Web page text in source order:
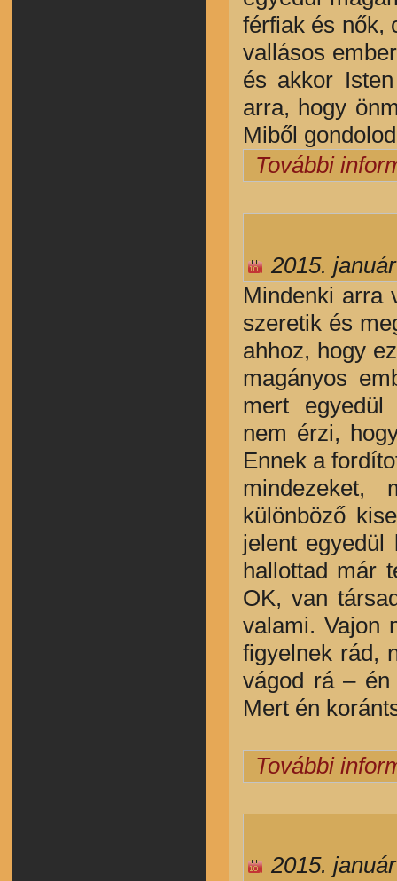
férfiak és nők,
vallásos
és akkor
arra, hogy
Miből
További
2015.
Mindenki arra
szeretik és
ahhoz, hogy
magányos
mert
nem érzi,
Ennek a
mindezeket,
különböző
jelent egyedül
hallottad már
OK, van
valami. Vajon
figyelnek rád,
vágod rá – én
Mert én
További
2015.